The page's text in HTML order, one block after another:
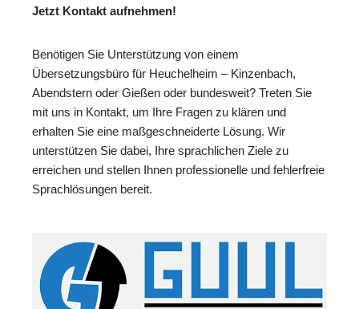
Jetzt Kontakt aufnehmen!
Benötigen Sie Unterstützung von einem
Übersetzungsbüro für Heuchelheim – Kinzenbach,
Abendstern oder Gießen oder bundesweit? Treten Sie
mit uns in Kontakt, um Ihre Fragen zu klären und
erhalten Sie eine maßgeschneiderte Lösung. Wir
unterstützen Sie dabei, Ihre sprachlichen Ziele zu
erreichen und stellen Ihnen professionelle und fehlerfreie
Sprachlösungen bereit.